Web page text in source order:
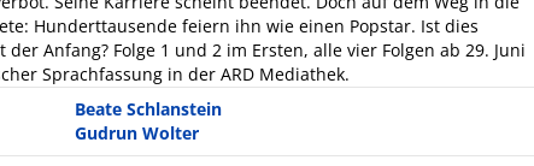
Hunderttausende feiern ihn wie einen Popstar. Ist dies
Anfang? Folge 1 und 2 im Ersten, alle vier Folgen ab 29. Juni
Sprachfassung in der ARD Mediathek.
Beate Schlanstein
Gudrun Wolter